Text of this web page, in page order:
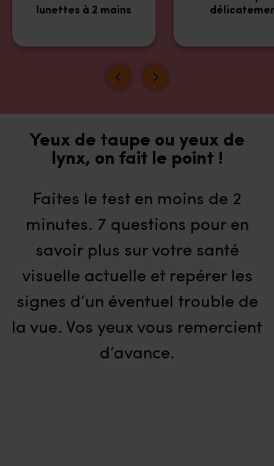
lunettes à 2 mains
Yeux de taupe ou yeux de
lynx, on fait le point !
Faites le test en moins de 2
minutes. 7 questions pour en
savoir plus sur votre santé
visuelle actuelle et repérer les
signes d’un éventuel trouble de
la vue. Vos yeux vous remercient
d’avance.